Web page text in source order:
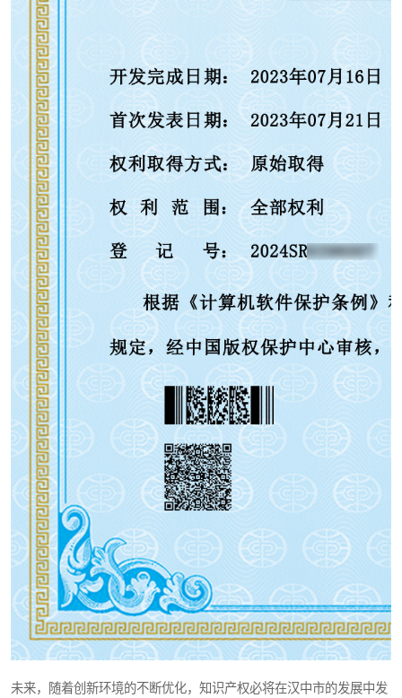
未来，随着创新环境的不断优化，知识产权必将在汉中市的发展中发